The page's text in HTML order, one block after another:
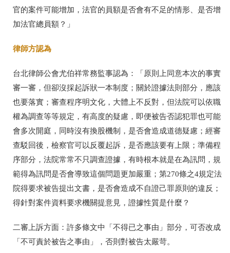
官的案件可能增加，法官的員額是否會有不足的情形、是否增
加法官總員額？」
律師方認為
台北律師公會尤伯祥常務監事認為：「原則上同意本次的事實
審一審，但卻沒採起訴狀一本制度；關於證據法則部分，應該
也要落實；審查程序明文化，大體上不反對，但法院可以依職
權為調查等等規定，有高度的疑慮，即便被告否認犯罪也可能
會多次開庭，同時沒有換股機制，是否會造成道德疑慮；經審
查駁回後，檢察官可以反覆起訴，是否應該要有上限；準備程
序部分，法院常常不只調查證據，有時根本就是在為訊問，規
範得為訊問是否會導致這個問題更加嚴重；第270條之4規定法
院得要求被告提出文書，是否會造成不自證己罪原則的違反；
得針對案件資料要求機關提意見，證據性質是什麼？
二審上訴方面：許多條文中「不得已之事由」部分，可否改成
「不可責於被告之事由」，否則對被告太嚴苛。